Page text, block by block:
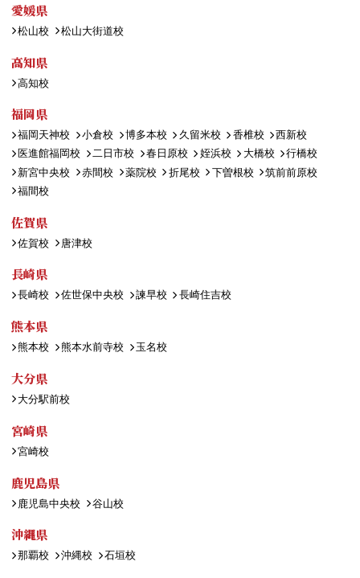
愛媛県
松山校 松山大街道校
高知県
高知校
福岡県
福岡天神校 小倉校 博多本校 久留米校 香椎校
西新校
医進館福岡校
二日市校 春日原校 姪浜校 大橋校
行橋校
新宮中央校
赤間校 薬院校 折尾校 下曽根校
筑前前原校
福間校
佐賀県
佐賀校 唐津校
長崎県
長崎校 佐世保中央校 諫早校 長崎住吉校
熊本県
熊本校 熊本水前寺校 玉名校
大分県
大分駅前校
宮崎県
宮崎校
鹿児島県
鹿児島中央校 谷山校
沖縄県
那覇校 沖縄校 石垣校